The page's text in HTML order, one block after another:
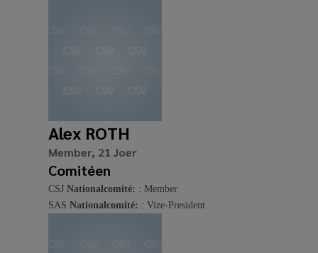
Alex ROTH
Member, 21 Joer
Comitéen
CSJ Nationalcomité: : Member
SAS Nationalcomité: : Vize-President